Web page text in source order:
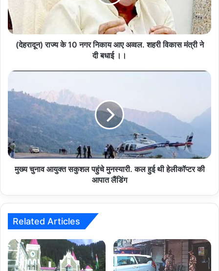
आए
अव्वल.
शहरी
विकास
दी
।।
(देहरादून) राज्य के 10 नगर निकाय आए अव्वल. शहरी विकास मंत्री ने
दी बधाई ।।
आयुक्त
पहुंचे
मुनस्यारी.
कल
हुई
थी
हेलीकॉप्टर
मुख्य चुनाव आयुक्त सकुशल पहुंचे मुनस्यारी. कल हुई थी हेलीकॉप्टर की
आपात लैंडिंग
Related Articles